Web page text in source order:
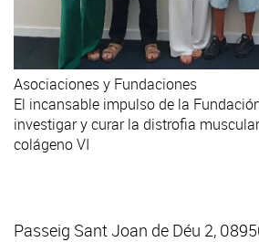
Asociaciones y Fundaciones
El incansable impulso de la
investigar y curar la distrofia
colágeno VI
Passeig Sant Joan de Déu 2,